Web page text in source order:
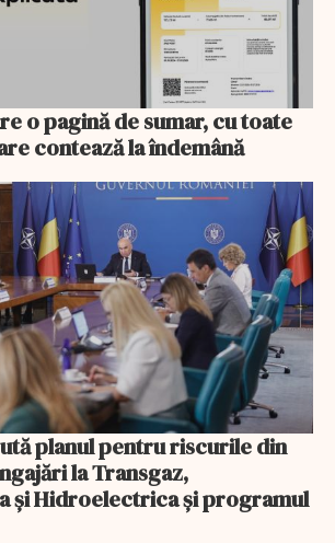
o pagină de sumar, cu toate
contează la îndemână
planul pentru riscurile din
la Transgaz,
și Hidroelectrica și programul